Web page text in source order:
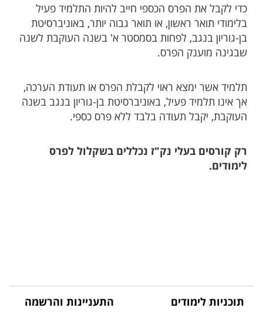
כדי לקבל את הפרס הכספי חייב להיות התלמיד פעיל
בלימודי תואר ראשון, או תואר גבוה יותר, באוניברסיטת
בן-גוריון בנגב, לפחות בסמסטר א' בשנה העוקבת לשנה
שבגינה מוענק הפרס.
תלמיד אשר ימצא ראוי לקבלת הפרס או תעודת הערכה,
אך אינו תלמיד פעיל, באוניברסיטת בן-גוריון בנגב בשנה
העוקבת, יקבל תעודה בלבד ללא פרס כספי.
רק קורסים בעלי נק"ז נכללים בשקלול לפרס
לימודים.
תוכניות לימודים התעניינות והרשמה